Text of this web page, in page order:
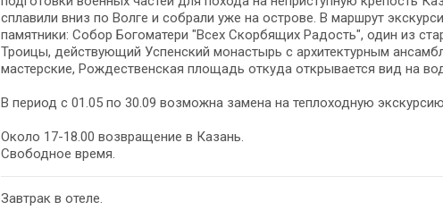
сплавили вниз по Волге и собрали уже на острове. В маршрут
памятники: Собор Богоматери "Всех Скорбящих Радость", один из
Троицы, действующий Успенский монастырь с архитектурным
мастерские, Рождественская площадь откуда открывается вид на
В период с 01.05 по 30.09 возможна замена на теплоходную
Около 17-18.00 возвращение в Казань.
Свободное время.
Завтрак в отеле.